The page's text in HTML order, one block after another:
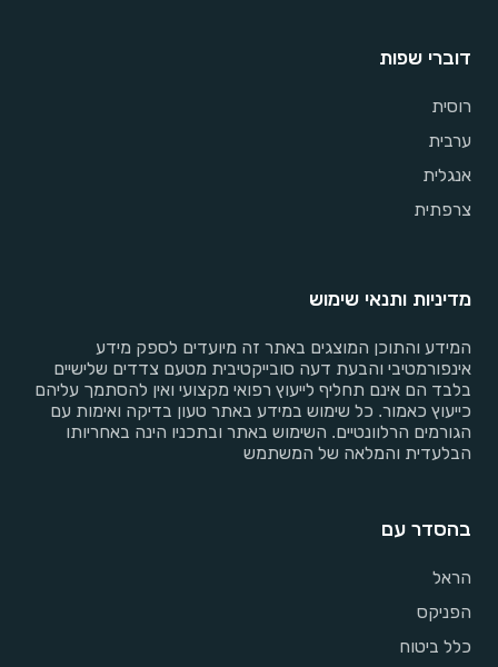
דוברי שפות
רוסית
ערבית
אנגלית
צרפתית
מדיניות ותנאי שימוש
המידע והתוכן המוצגים באתר זה מיועדים לספק מידע
אינפורמטיבי והבעת דעה סובייקטיבית מטעם צדדים שלישיים
בלבד הם אינם תחליף לייעוץ רפואי מקצועי ואין להסתמך עליהם
כייעוץ כאמור. כל שימוש במידע באתר טעון בדיקה ואימות עם
הגורמים הרלוונטיים. השימוש באתר ובתכניו הינה באחריותו
הבלעדית והמלאה של המשתמש
בהסדר עם
הראל
הפניקס
כלל ביטוח